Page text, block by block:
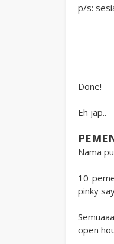
p/s:
Done!
Eh jap..
Nama
10
pinky
open